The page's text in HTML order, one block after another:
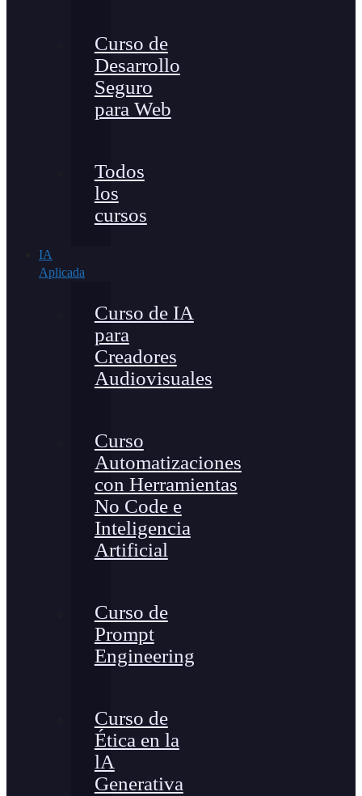
Curso de
Desarrollo
Seguro
para Web
Todos
los
cursos
IA
Aplicada
Curso de IA
para
Creadores
Audiovisuales
Curso
Automatizaciones
con Herramientas
No Code e
Inteligencia
Artificial
Curso de
Prompt
Engineering
Curso de
Ética en la
lA
Generativa